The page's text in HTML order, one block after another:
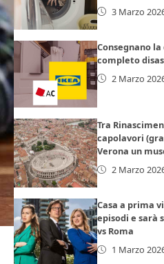
3 Marzo
Consegnano
completo
2 Marzo
Tra
capolavori
Verona un
2 Marzo
Casa a prima
episodi e sarà
vs Roma
1 Marzo